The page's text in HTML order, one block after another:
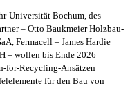
Universität Bochum, des
– Otto Baukmeier Holzbau-
Fermacell – James Hardie
– wollen bis Ende 2026
for-Recycling-Ansätzen
für den Bau von